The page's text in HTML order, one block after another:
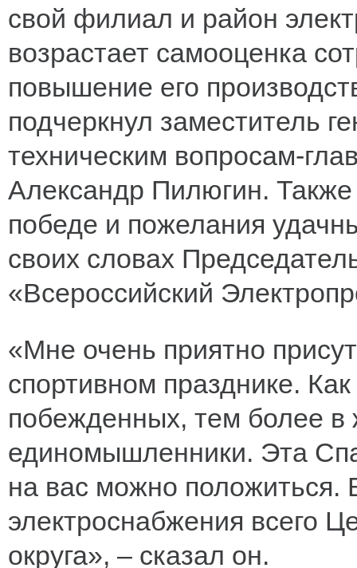
свой филиал и район
возрастает самооценка
повышение его
подчеркнул заместитель
техническим вопросам-
Александр Пилюгин. Также
победе и пожелания
своих словах
«Всероссийский
«Мне очень приятно
спортивном празднике.
побежденных, тем более в
единомышленники. Эта
на вас можно положиться.
электроснабжения всего
округа», – сказал он.